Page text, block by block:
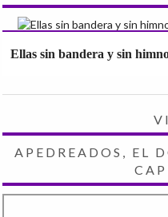
Ellas sin bandera y sin
APEDREADOS, EL